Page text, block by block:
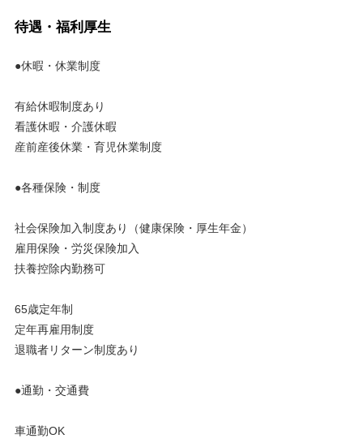
待遇・福利厚生
●休暇・休業制度
有給休暇制度あり
看護休暇・介護休暇
産前産後休業・育児休業制度
●各種保険・制度
社会保険加入制度あり（健康保険・厚生年金）
雇用保険・労災保険加入
扶養控除内勤務可
65歳定年制
定年再雇用制度
退職者リターン制度あり
●通勤・交通費
車通勤OK